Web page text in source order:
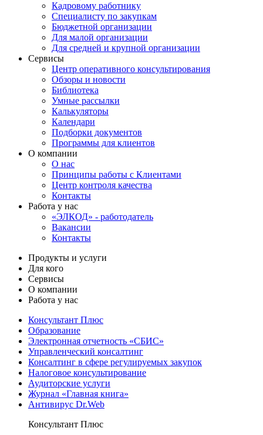
Кадровому работнику
Специалисту по закупкам
Бюджетной организации
Для малой организации
Для средней и крупной организации
Сервисы
Центр оперативного консультирования
Обзоры и новости
Библиотека
Умные рассылки
Калькуляторы
Календари
Подборки документов
Программы для клиентов
О компании
О нас
Принципы работы с Клиентами
Центр контроля качества
Контакты
Работа у нас
«ЭЛКОД» - работодатель
Вакансии
Контакты
Продукты и услуги
Для кого
Сервисы
О компании
Работа у нас
Консультант Плюс
Образование
Электронная отчетность «СБИС»
Управленческий консалтинг
Консалтинг в сфере регулируемых закупок
Налоговое консультирование
Аудиторские услуги
Журнал «Главная книга»
Антивирус Dr.Web
Консультант Плюс